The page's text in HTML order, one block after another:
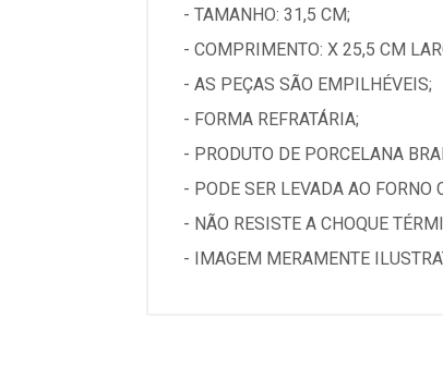
- TAMANHO: 31,5 CM;
- COMPRIMENTO: X 25,5 CM
- AS PEÇAS SÃO EMPILHÉVEIS;
- FORMA REFRATÁRIA;
- PRODUTO DE PORCELANA
- PODE SER LEVADA AO FORNO
- NÃO RESISTE A CHOQUE
- IMAGEM MERAMENTE